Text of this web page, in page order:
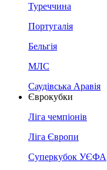
Туреччина
Португалія
Бельгія
МЛС
Саудівська Аравія
Єврокубки
Ліга чемпіонів
Ліга Європи
Суперкубок УЄФА